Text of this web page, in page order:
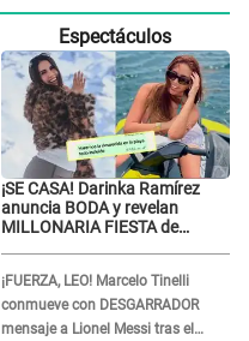
Espectáculos
¡SE CASA! Darinka Ramírez
anuncia BODA y revelan
MILLONARIA FIESTA de
mujeres...”
¡FUERZA, LEO! Marcelo Tinelli
conmueve con DESGARRADOR
mensaje a Lionel Messi tras el